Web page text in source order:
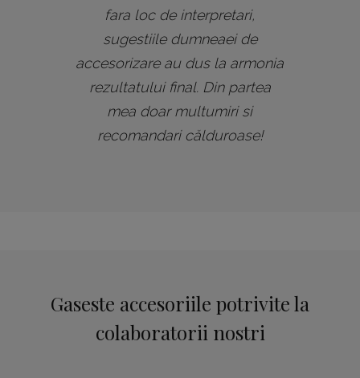
fara loc de interpretari,
sugestiile dumneaei de
accesorizare au dus la armonia
rezultatului final. Din partea
mea doar multumiri si
recomandari călduroase!
Gaseste accesoriile potrivite la
colaboratorii nostri